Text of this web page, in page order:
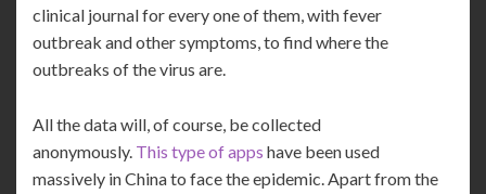
clinical journal for every one of them, with fever
outbreak and other symptoms, to find where the
outbreaks of the virus are.
All the data will, of course, be collected
anonymously. This type of apps have been used
massively in China to face the epidemic. Apart from the